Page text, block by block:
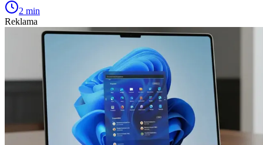
2 min
Reklama